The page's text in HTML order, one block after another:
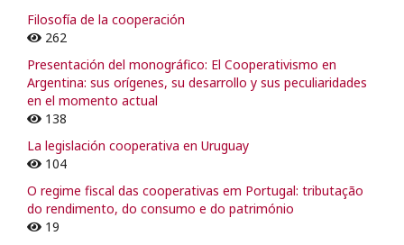
Filosofía de la cooperación
262
Presentación del monográfico: El Cooperativismo en
Argentina: sus orígenes, su desarrollo y sus peculiaridades
en el momento actual
138
La legislación cooperativa en Uruguay
104
O regime fiscal das cooperativas em Portugal: tributação
do rendimento, do consumo e do património
19